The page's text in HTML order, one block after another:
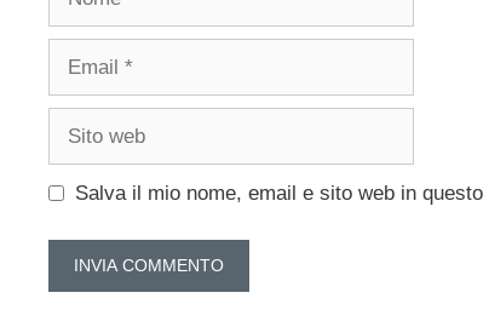
Salva il mio nome, email e sito web in